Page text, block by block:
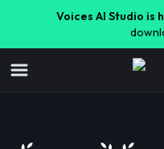
Voices AI Studio is